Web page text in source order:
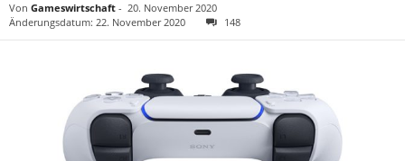
Von Gameswirtschaft - 20. November 2020
Änderungsdatum: 22. November 2020
148